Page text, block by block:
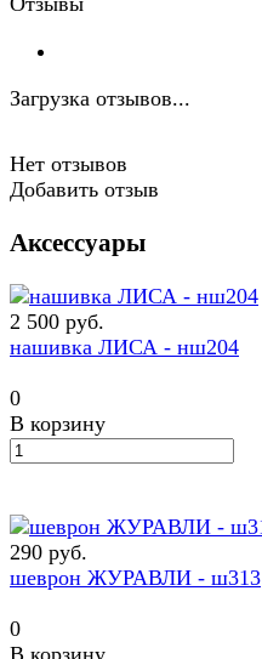
Загрузка отзывов...
Нет отзывов
Добавить отзыв
Аксессуары
2 500 руб.
нашивка ЛИСА - нш204
0
В корзину
290 руб.
шеврон ЖУРАВЛИ - ш313
0